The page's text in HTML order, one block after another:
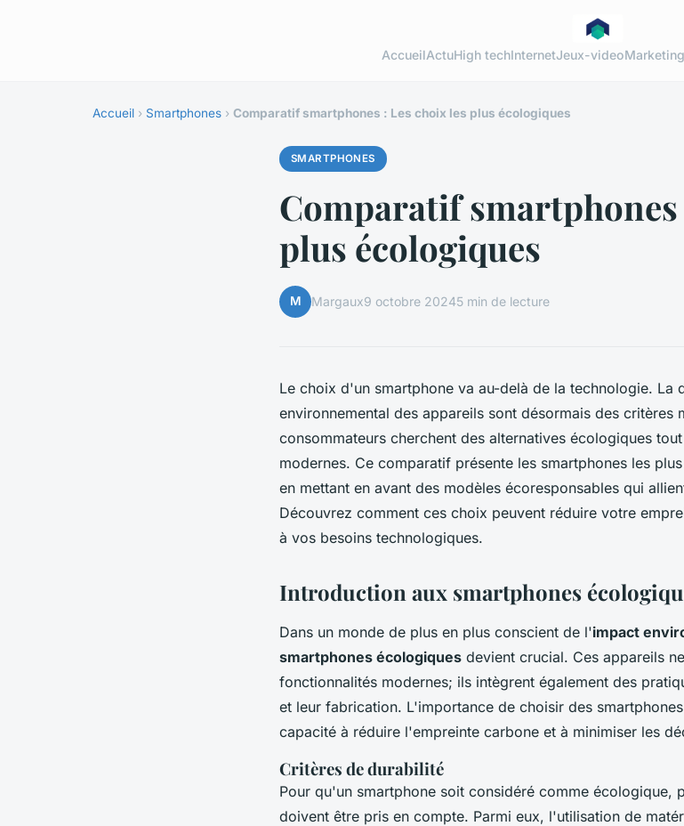
AccueilActuHigh techInternetJeux-videoMarketing
Accueil › Smartphones › Comparatif smartphones : Les choix les plus écologiques
SMARTPHONES
Comparatif smartphones
plus écologiques
M Margaux9 octobre 20245 min de lecture
Le choix d'un smartphone va au-delà de la technologie. La
environnemental des appareils sont désormais des critères
consommateurs cherchent des alternatives écologiques
modernes. Ce comparatif présente les smartphones les
en mettant en avant des modèles écoresponsables qui
Découvrez comment ces choix peuvent réduire votre
à vos besoins technologiques.
Introduction aux smartphones
Dans un monde de plus en plus conscient de l'impact
smartphones écologiques devient crucial. Ces appareils
fonctionnalités modernes; ils intègrent également des
et leur fabrication. L'importance de choisir des
capacité à réduire l'empreinte carbone et à minimiser les
Critères de durabilité
Pour qu'un smartphone soit considéré comme écologique,
doivent être pris en compte. Parmi eux, l'utilisation de